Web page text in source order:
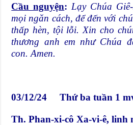
Cầu nguyện: Lạy Chúa
mọi ngăn cách, để đến với
thấp hèn, tội lỗi. Xin cho
thương anh em như Chúa
con. Amen.
03/12/24 Thứ ba tuần 1
Th. Phan-xi-cô Xa-vi-ê, linh